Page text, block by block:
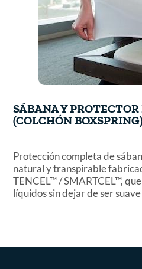
SÁBANA Y
(COLCHÓN
Protección completa de
natural y transpirable
TENCEL™ / SMARTCEL™,
líquidos sin dejar de ser